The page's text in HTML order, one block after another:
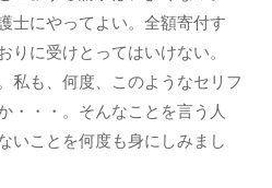
士にやってよい。全額寄付す
りに受けとってはいけない。
私も、何度、このようなセリフ
・・・。そんなことを言う人
いことを何度も身にしみまし